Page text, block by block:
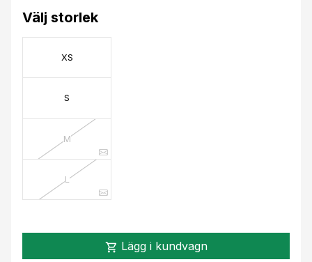
Välj storlek
XS
S
M
L
shopping_cart Lägg i kundvagn